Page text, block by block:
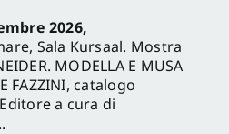
2026,
Sala Kursaal. Mostra
MODELLA E MUSA
FAZZINI, catalogo
a cura di